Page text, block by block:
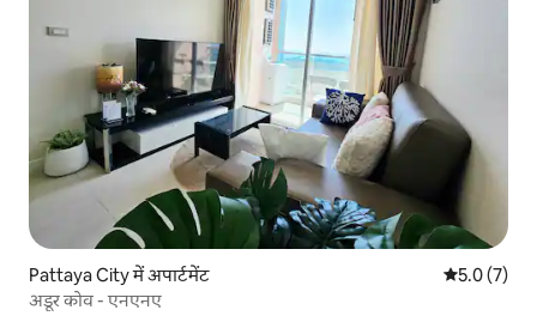
Pattaya City में अपार्टमेंट औसत रेटिंग 5
5.0 (7)
अडूर कोव - एनएनए